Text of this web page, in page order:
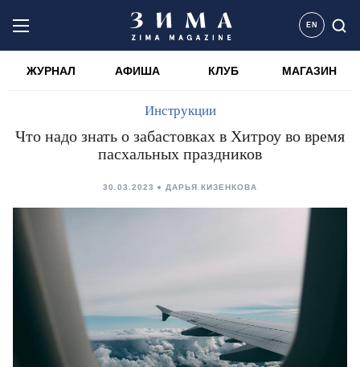
EN
ЖУРНАЛ АФИША КЛУБ МАГАЗИН
Инструкции
Что надо знать о забастовках в Хитроу во время
пасхальных праздников
30.03.2023 ДАРЬЯ КИЗЕНКОВА